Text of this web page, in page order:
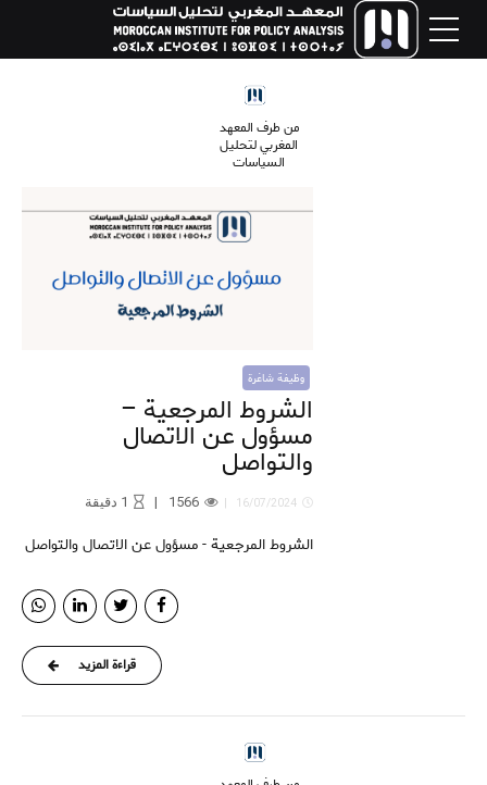
من طرف المعهد
المغربي لتحليل
السياسات
وظيفة شاغرة
الشروط المرجعية –
مسؤول عن الاتصال
والتواصل
16/07/2024
1566
1 دقيقة
الشروط المرجعية - مسؤول عن الاتصال والتواصل
قراءة المزيد